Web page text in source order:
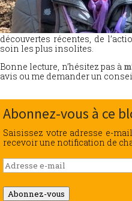
découvertes récentes, de
soin les plus insolites.
Bonne lecture, n’hésitez pas à
avis ou me demander un
Abonnez-vous à ce
Saisissez votre adresse e-
recevoir une notification de
Adresse
e-
mail
Abonnez-vous